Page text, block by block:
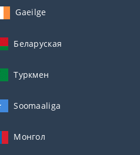
Gaeilge
Беларуская
Туркмен
Soomaaliga
Монгол